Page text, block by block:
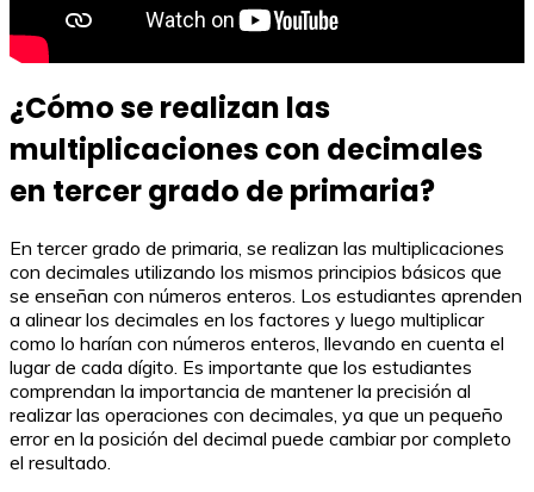
¿Cómo se realizan las
multiplicaciones con decimales
en tercer grado de primaria?
En tercer grado de primaria, se realizan las multiplicaciones
con decimales utilizando los mismos principios básicos que
se enseñan con números enteros. Los estudiantes aprenden
a alinear los decimales en los factores y luego multiplicar
como lo harían con números enteros, llevando en cuenta el
lugar de cada dígito. Es importante que los estudiantes
comprendan la importancia de mantener la precisión al
realizar las operaciones con decimales, ya que un pequeño
error en la posición del decimal puede cambiar por completo
el resultado.